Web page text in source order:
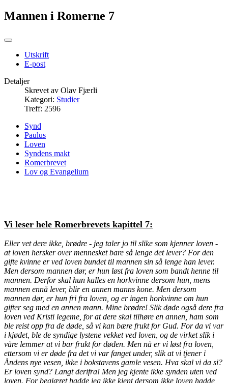
Mannen i Romerne 7
Utskrift
E-post
Detaljer
Skrevet av Olav Fjærli
Kategori: Studier
Treff: 2596
Synd
Paulus
Loven
Syndens makt
Romerbrevet
Lov og Evangelium
Vi leser hele Romerbrevets kapittel 7:
Eller vet dere ikke, brødre - jeg taler jo til slike som kjenner loven -
at loven hersker over mennesket bare så lenge det lever? For den
gifte kvinne er ved loven bundet til mannen sin så lenge han lever.
Men dersom mannen dør, er hun løst fra loven som bandt henne til
mannen. Derfor skal hun kalles en horkvinne dersom hun, mens
mannen ennå lever, blir en annen manns kone. Men dersom
mannen dør, er hun fri fra loven, og er ingen horkvinne om hun
gifter seg med en annen mann. Mine brødre! Slik døde også dere fra
loven ved Kristi legeme, for at dere skal tilhøre en annen, ham som
ble reist opp fra de døde, så vi kan bære frukt for Gud. For da vi var
i kjødet, ble de syndige lystene vekket ved loven, og de virket slik i
våre lemmer at vi bar frukt for døden. Men nå er vi løst fra loven,
ettersom vi er døde fra det vi var fanget under, slik at vi tjener i
Åndens nye vesen, ikke i bokstavens gamle vesen. Hva skal vi da si?
Er loven synd? Langt derifra! Men jeg kjente ikke synden uten ved
loven. For begjæret hadde jeg ikke kjent dersom ikke loven hadde